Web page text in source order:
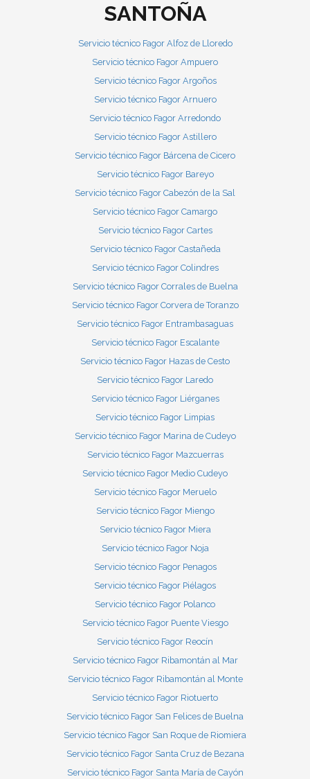
SANTOÑA
Servicio técnico Fagor Alfoz de Lloredo
Servicio técnico Fagor Ampuero
Servicio técnico Fagor Argoños
Servicio técnico Fagor Arnuero
Servicio técnico Fagor Arredondo
Servicio técnico Fagor Astillero
Servicio técnico Fagor Bárcena de Cicero
Servicio técnico Fagor Bareyo
Servicio técnico Fagor Cabezón de la Sal
Servicio técnico Fagor Camargo
Servicio técnico Fagor Cartes
Servicio técnico Fagor Castañeda
Servicio técnico Fagor Colindres
Servicio técnico Fagor Corrales de Buelna
Servicio técnico Fagor Corvera de Toranzo
Servicio técnico Fagor Entrambasaguas
Servicio técnico Fagor Escalante
Servicio técnico Fagor Hazas de Cesto
Servicio técnico Fagor Laredo
Servicio técnico Fagor Liérganes
Servicio técnico Fagor Limpias
Servicio técnico Fagor Marina de Cudeyo
Servicio técnico Fagor Mazcuerras
Servicio técnico Fagor Medio Cudeyo
Servicio técnico Fagor Meruelo
Servicio técnico Fagor Miengo
Servicio técnico Fagor Miera
Servicio técnico Fagor Noja
Servicio técnico Fagor Penagos
Servicio técnico Fagor Piélagos
Servicio técnico Fagor Polanco
Servicio técnico Fagor Puente Viesgo
Servicio técnico Fagor Reocín
Servicio técnico Fagor Ribamontán al Mar
Servicio técnico Fagor Ribamontán al Monte
Servicio técnico Fagor Riotuerto
Servicio técnico Fagor San Felices de Buelna
Servicio técnico Fagor San Roque de Riomiera
Servicio técnico Fagor Santa Cruz de Bezana
Servicio técnico Fagor Santa María de Cayón